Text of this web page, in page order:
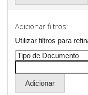
Adicionar filtros:
Utilizar filtros para